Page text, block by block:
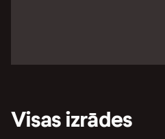
Visas izrādes